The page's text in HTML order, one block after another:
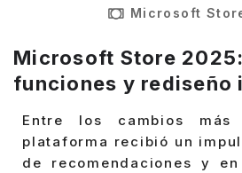
Microsoft
Microsoft Store
funciones y rediseño
Entre los cambios más
plataforma recibió un
de recomendaciones y